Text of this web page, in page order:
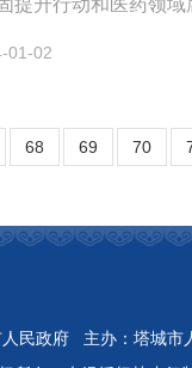
提升行动和医药领
01-02
68 69 70
民政府 主办：塔城